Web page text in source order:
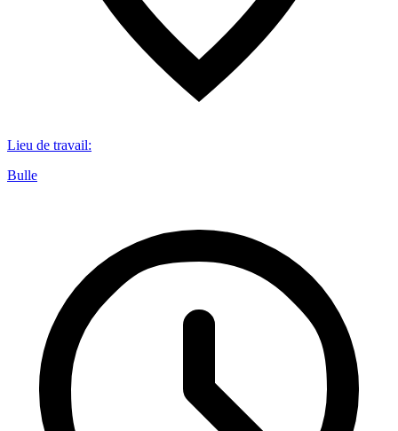
Lieu de travail:
Bulle